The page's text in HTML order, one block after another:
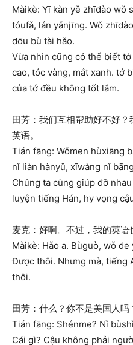
Màikè: Yī kàn yě zhīdào wǒ
tóufǎ, lán yǎnjīng. Wǒ
dōu bù tài hǎo.
Vừa nhìn cũng có thể biết
cao, tóc vàng, mắt xanh. tớ
của tớ đều không tốt lắm.
田芳：我们互相帮助好不好
英语。
Tián fāng: Wǒmen hùxiāng
nǐ liàn hànyǔ, xīwàng nǐ
Chúng ta cùng giúp đỡ
luyện tiếng Hán, hy vọng
麦克：好啊。不过，我的英语
Màikè: Hǎo a. Bùguò, wǒ
Được thôi. Nhưng mà, tiếng
thôi.
田芳：什么？你不是美国人吗
Tián fāng: Shénme? Nǐ
Cái gì? Cậu không phải